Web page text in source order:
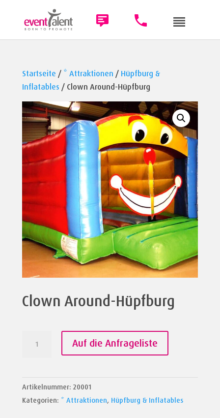
Startseite / * Attraktionen / Hüpfburg &
Inflatables / Clown Around-Hüpfburg
Clown Around-Hüpfburg
Menge
Auf die Anfrageliste
Artikelnummer: 20001
Kategorien: * Attraktionen, Hüpfburg & Inflatables